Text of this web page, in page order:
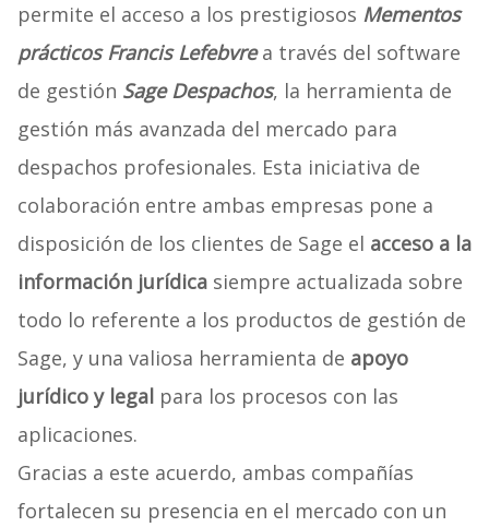
permite el acceso a los prestigiosos Mementos
prácticos Francis Lefebvrea través del software
de gestión Sage Despachos, la herramienta de
gestión más avanzada del mercado para
despachos profesionales. Esta iniciativa de
colaboración entre ambas empresas pone a
disposición de los clientes de Sage el acceso a la
información jurídicasiempre actualizada sobre
todo lo referente a los productos de gestión de
Sage, y una valiosa herramienta de apoyo
jurídico y legalpara los procesos con las
aplicaciones.
Gracias a este acuerdo, ambas compañías
fortalecen su presencia en el mercado con un